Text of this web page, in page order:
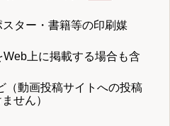
ター・書籍等の印刷媒
上に掲載する場合も含
（動画投稿サイトへの投稿
せん）